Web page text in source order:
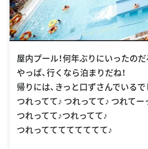
屋内プール！何年ぶりにいったのだ
やっぱ、行くなら泊まりだね！
帰りには、きっと口ずさんでいる
つれってて♪ つれってて♪ つれてー
つれってて♪つれってて♪
つれってててててててて♪